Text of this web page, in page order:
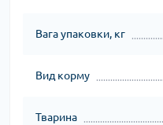
Вага упаковки, кг
Вид корму
Тварина